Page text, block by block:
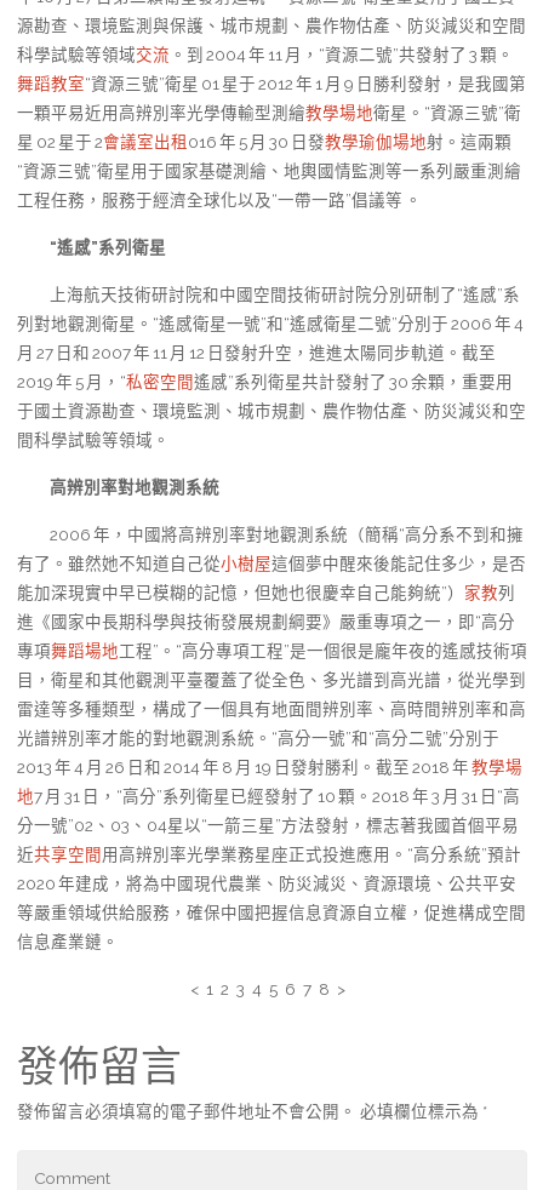
源勘查、環境監測與保護、城市規劃、農作物估產、防災減災和空間
科學試驗等領域交流 。到 2004 年 11 月，“資源二號”共發射了 3 顆。
舞蹈教室“資源三號”衛星 01 星于 2012 年 1 月 9 日勝利發射，是我國第
一顆平易近用高辨別率光學傳輸型測繪教學場地衛星。“資源三號”衛
星 02 星于 2會議室出租 016 年 5 月 30 日發教學瑜伽場地射。這兩顆
“資源三號”衛星用于國家基礎測繪、地輿國情監測等一系列嚴重測繪
工程任務，服務于經濟全球化以及“一帶一路”倡議等 。
“遙感”系列衛星
上海航天技術研討院和中國空間技術研討院分別研制了“遙感”系
列對地觀測衛星。“遙感衛星一號”和“遙感衛星二號”分別于 2006 年 4
月 27 日和 2007 年 11 月 12 日發射升空，進進太陽同步軌道。截至
2019 年 5 月，“私密空間遙感”系列衛星共計發射了 30 余顆，重要用
于國土資源勘查、環境監測、城市規劃、農作物估產、防災減災和空
間科學試驗等領域。
高辨別率對地觀測系統
2006 年，中國將高辨別率對地觀測系統（簡稱“高分系不到和擁
有了。雖然她不知道自己從小樹屋這個夢中醒來後能記住多少，是否
能加深現實中早已模糊的記憶，但她也很慶幸自己能夠統”） 家教列
進《國家中長期科學與技術發展規劃綱要》嚴重專項之一，即“高分
專項舞蹈場地工程”。“高分專項工程”是一個很是龐年夜的遙感技術項
目，衛星和其他觀測平臺覆蓋了從全色、多光譜到高光譜，從光學到
雷達等多種類型，構成了一個具有地面間辨別率、高時間辨別率和高
光譜辨別率才能的對地觀測系統。“高分一號”和“高分二號”分別于
2013 年 4 月 26 日和 2014 年 8 月 19 日發射勝利。截至 2018 年教學場
地7 月 31 日，“高分”系列衛星已經發射了 10 顆。2018 年 3 月 31 日“高
分一號”02、03、04星以“一箭三星”方法發射，標志著我國首個平易
近共享空間用高辨別率光學業務星座正式投進應用。“高分系統”預計
2020 年建成，將為中國現代農業、防災減災、資源環境、公共平安
等嚴重領域供給服務，確保中國把握信息資源自立權，促進構成空間
信息產業鏈。
< 1 2 3 4 5 6 7 8 >
發佈留言
發佈留言必須填寫的電子郵件地址不會公開。 必填欄位標示為 *